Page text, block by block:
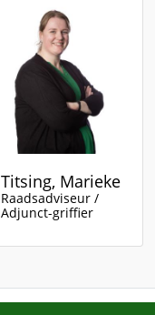
Titsing, Marieke
Raadsadviseur /
Adjunct-griffier